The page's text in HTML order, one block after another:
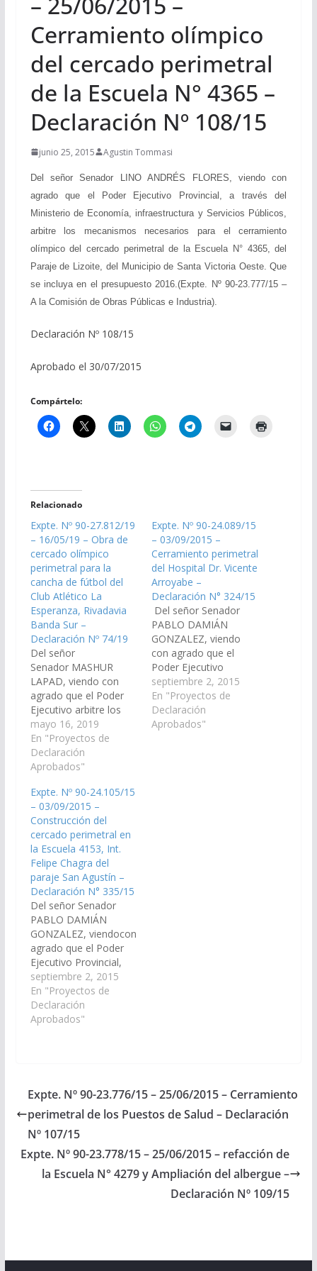
Cerramiento olímpico
del cercado perimetral
de la Escuela N° 4365 –
Declaración Nº 108/15
junio 25, 2015 Agustin Tommasi
Del señor Senador LINO ANDRÉS FLORES, viendo con
agrado que el Poder Ejecutivo Provincial, a través del
Ministerio de Economía, infraestructura y Servicios Públicos,
arbitre los mecanismos necesarios para el cerramiento
olímpico del cercado perimetral de la Escuela N° 4365, del
Paraje de Lizoite, del Municipio de Santa Victoria Oeste. Que
se incluya en el presupuesto 2016.(Expte. Nº 90-23.777/15 –
A la Comisión de Obras Públicas e Industria).
Declaración Nº 108/15
Aprobado el 30/07/2015
Compártelo:
Relacionado
Expte. Nº 90-27.812/19
– 16/05/19 – Obra de
cercado olímpico
perimetral para la
cancha de fútbol del
Club Atlético La
Esperanza, Rivadavia
Banda Sur –
Declaración Nº 74/19
Del señor
Senador MASHUR
LAPAD, viendo con
agrado que el Poder
Ejecutivo arbitre los
medios necesarios
para ejecutar la obra
de cercado olímpico
perimetral para la
Club Atlético La
Esperanza, Rivadavia
Banda Sur. (Expte. Nº
90-27.812/19, a la
Comisión de Obras
Públicas e Industria).
Declaración Nº 74/19…
mayo 16, 2019
En "Proyectos de
Declaración
Aprobados"
Expte. Nº 90-24.089/15
– 03/09/2015 –
Cerramiento perimetral
del Hospital Dr. Vicente
Arroyabe –
Declaración N° 324/15
Del señor Senador
PABLO DAMIÁN
GONZALEZ, viendo
con agrado que el
Poder Ejecutivo
Provincial, a través del
Ministerio de Salud,
incluya en el Proyecto
de Presupuesto
septiembre 2, 2015
En "Proyectos de
Declaración
Aprobados"
Expte. Nº 90-24.105/15
– 03/09/2015 –
Construcción del
cercado perimetral en
la Escuela 4153, Int.
Felipe Chagra del
paraje San Agustín –
Declaración N° 335/15
Del señor Senador
PABLO DAMIÁN
GONZALEZ, viendocon
agrado que el Poder
Ejecutivo Provincial,
incluya en el Proyecto
de Presupuesto
General de la Provincia
- Ejercicio 2.016, las
Construcción del
cercado perimetral en
la Escuela 4153, Int.
Felipe Chagra del
paraje San…
septiembre 2, 2015
En "Proyectos de
Declaración
Aprobados"
Expte. Nº 90-23.776/15 – 25/06/2015 – Cerramiento
perimetral de los Puestos de Salud – Declaración
Nº 107/15
Expte. Nº 90-23.778/15 – 25/06/2015 – refacción de
la Escuela N° 4279 y Ampliación del albergue –
Declaración Nº 109/15